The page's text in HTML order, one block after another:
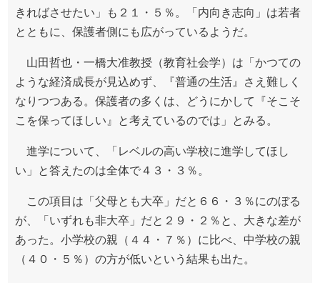
きればさせたい」も２１・５％。「内向き志向」は若者
とともに、保護者側にも広がっているようだ。
山田哲也・一橋大准教授（教育社会学）は「かつての
ような経済成長が見込めず、『普通の生活』さえ難しく
なりつつある。保護者の多くは、どうにかして『そこそ
こを保ってほしい』と考えているのでは」とみる。
進学について、「レベルの高い学校に進学してほし
い」と答えたのは全体で４３・３％。
この項目は「父母とも大卒」だと６６・３％にのぼる
が、「いずれも非大卒」だと２９・２％と、大きな差が
あった。小学校の親（４４・７％）に比べ、中学校の親
（４０・５％）の方が低いという結果も出た。